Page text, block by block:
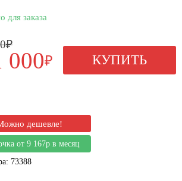
для заказа
000₽ КУПИТЬ
дешевле!
от 9 167р в месяц
73388